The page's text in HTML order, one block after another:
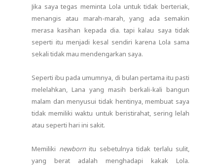
Jika saya tegas meminta Lola untuk tidak berteriak,
menangis atau marah-marah, yang ada semakin
merasa kasihan kepada dia. tapi kalau saya tidak
seperti itu menjadi kesal sendiri karena Lola sama
sekali tidak mau mendengarkan saya.
Seperti ibu pada umumnya, di bulan pertama itu pasti
melelahkan, Lana yang masih berkali-kali bangun
malam dan menyusui tidak hentinya, membuat saya
tidak memiliki waktu untuk beristirahat, sering lelah
atau seperti hari ini sakit.
Memiliki newbornitu sebetulnya tidak terlalu sulit,
yang berat adalah menghadapi kakak Lola.